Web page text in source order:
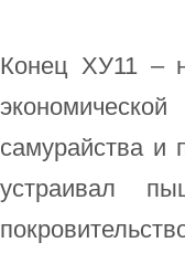
Конец ХУ11 –
самурайства и
устраивал